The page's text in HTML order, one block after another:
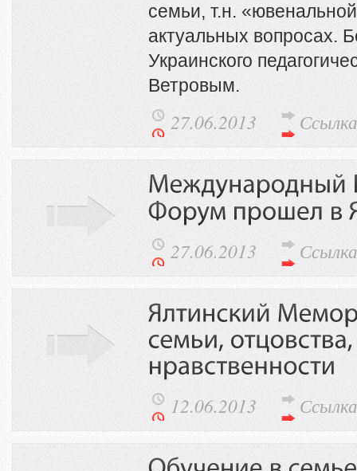
семьи, т.н.
актуальных вопросах.
Украинского
Ветровым.
27.06.2013 Ссылка
27.06.2013 Ссылка
12.06.2013 Ссылка